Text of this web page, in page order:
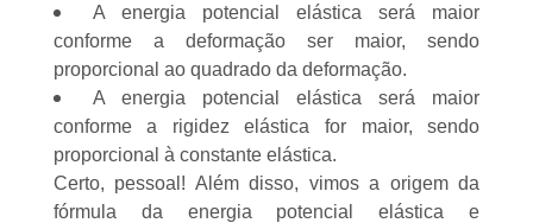
A energia potencial elástica será maior
conforme a deformação ser maior, sendo
proporcional ao quadrado da deformação.
A energia potencial elástica será maior
conforme a rigidez elástica for maior, sendo
proporcional à constante elástica.
Certo, pessoal! Além disso, vimos a origem da
fórmula da energia potencial elástica e